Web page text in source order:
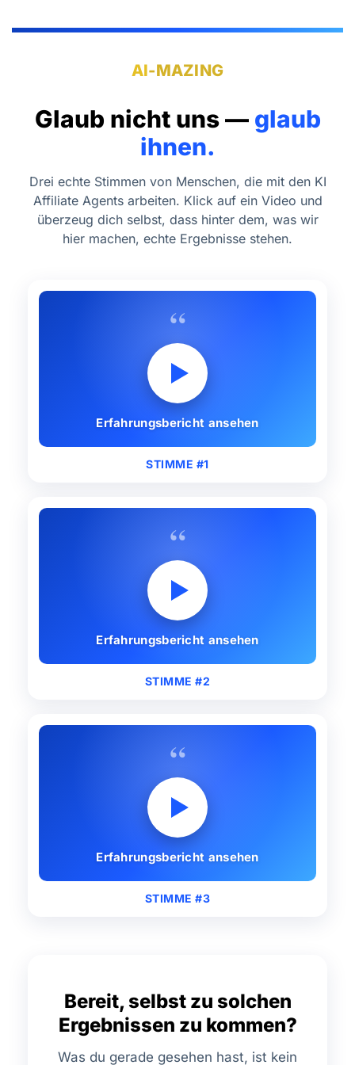
AI-MAZING
Glaub nicht uns — glaub
ihnen.
Drei echte Stimmen von Menschen, die mit den KI
Affiliate Agents arbeiten. Klick auf ein Video und
überzeug dich selbst, dass hinter dem, was wir
hier machen, echte Ergebnisse stehen.
“
Erfahrungsbericht ansehen
STIMME #1
“
Erfahrungsbericht ansehen
STIMME #2
“
Erfahrungsbericht ansehen
STIMME #3
Bereit, selbst zu solchen
Ergebnissen zu kommen?
Was du gerade gesehen hast, ist kein